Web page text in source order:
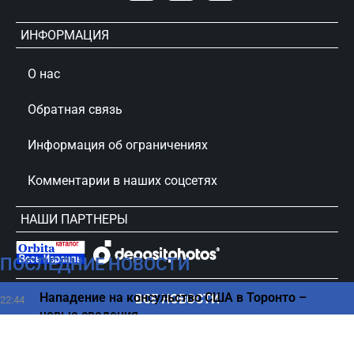
ПОСЛЕДНИЕ НОВОСТИ
22:44
Нападение на консульство США в Торонто –
новые сведения
ВСЕ НОВОСТИ
ИНФОРМАЦИЯ
О нас
Обратная связь
Информация об ограничениях
Комментарии в наших соцсетях
НАШИ ПАРТНЕРЫ
сursorinfo.co.il © Все права защищены